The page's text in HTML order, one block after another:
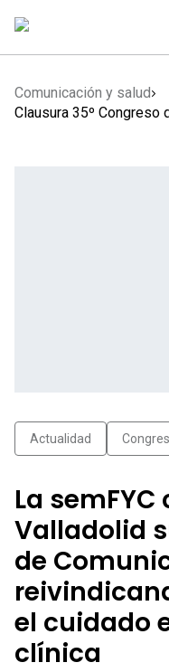
Comunicación y salud
Clausura 35º Congreso
Actualidad
La
Valladolid
de
el cuidado
clínica